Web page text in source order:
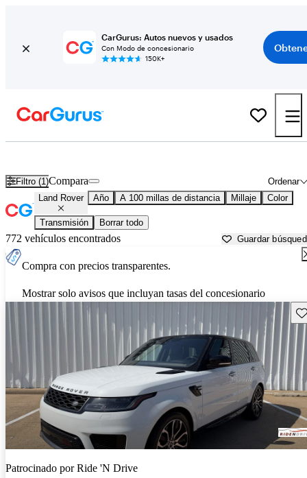
CarGurus: Autos nuevos y usados
Con Modo de concesionario
150K+
Filtro (1) Ordenar
Compara
Land Rover Año A 100 millas de distancia Millaje Color
Transmisión Borrar todo
772 vehículos encontrados Guardar
Compra con precios transparentes.
Mostrar solo avisos que incluyan tasas del concesionario
Patrocinado porRide 'N Drive